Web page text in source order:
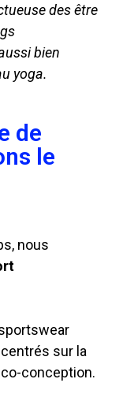
des être
bien
yoga.
de
le
nous
sur la
conception.